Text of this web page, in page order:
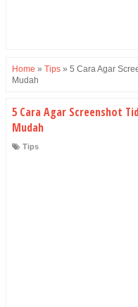
Home » Tips » 5 Cara Agar
Mudah
5 Cara Agar Screenshot
Mudah
Tips